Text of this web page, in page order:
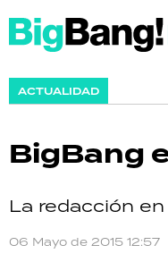
ACTUALIDAD
BigBang
La redacción
06 Mayo de 2015 12:57
SHOW
ECONOMÍA